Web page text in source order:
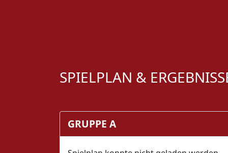
SPIELPLAN &
GRUPPE A